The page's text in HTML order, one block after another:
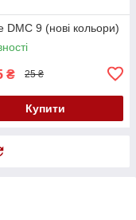
DMC 9 (нові кольори)
₴ 25 ₴
Купити